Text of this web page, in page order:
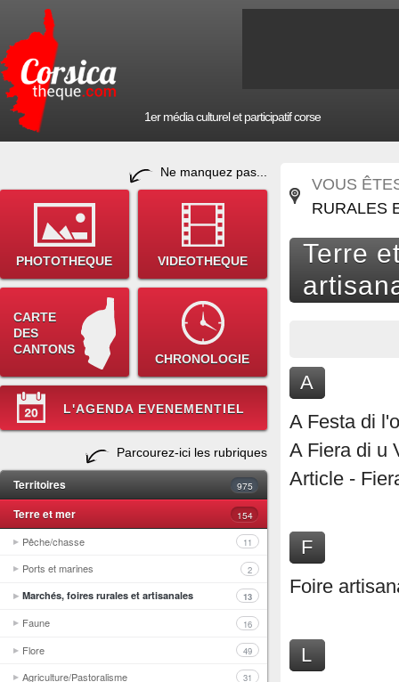
1er média culturel et participatif corse
Ne manquez pas...
PHOTOTHEQUE VIDEOTHEQUE
CARTE
DES
CANTONS
CHRONOLOGIE
L'AGENDA EVENEMENTIEL
Parcourez-ici les rubriques
Territoires 975
Terre et mer 154
Pêche/chasse 11
Ports et marines 2
Marchés, foires rurales et artisanales 13
Faune 16
Flore 49
Agriculture/Pastoralisme 31
VOUS
RURALES
Terre
A
A Festa di
A Fiera di u
Article -
F
Foire
L